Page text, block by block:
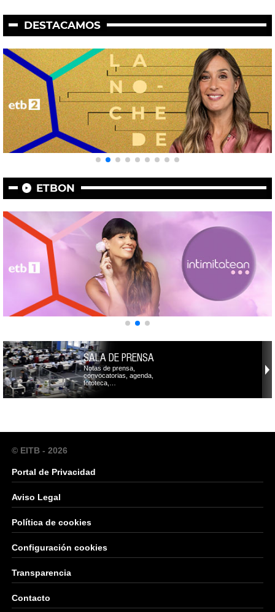
DESTACAMOS
ETBON
SALA DE PRENSA
Notas de prensa,
convocatorias, agenda,
fototeca,…
© EITB - 2026
Portal de Privacidad
Aviso Legal
Política de cookies
Configuración cookies
Transparencia
Contacto